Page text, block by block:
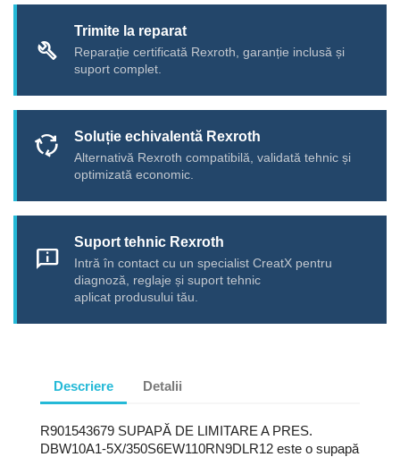
build
Trimite la reparat
Reparație certificată Rexroth, garanție inclusă și
suport complet.
cycle Soluție echivalentă Rexroth
Alternativă Rexroth compatibilă, validată tehnic și
optimizată economic.
chat_info
Suport tehnic Rexroth
Intră în contact cu un specialist CreatX pentru
diagnoză, reglaje și suport tehnic
aplicat produsului tău.
Descriere Detalii
R901543679 SUPAPĂ DE LIMITARE A PRES.
DBW10A1-5X/350S6EW110RN9DLR12 este o supapă